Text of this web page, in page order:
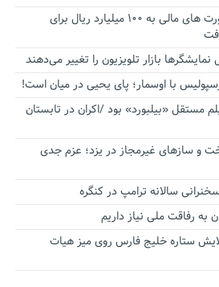
آستانه الزام به دریافت صورت های مالی به ۱۰۰ میلیارد ریال برای
نمایشگرها بازار تلویزیون را تغییر می‌دهند
با اوسمار؛ پای یحیی در میان است!
مستقل «بیلبورد» بود /اکران در تابستان
و سازهای غیرمجاز در یزد؛ عزم جدی
سالانه ترامپ در کنگره
به رفاقت ملی نیاز داریم
پالایش ستاره خلیج فارس روی میز هیات